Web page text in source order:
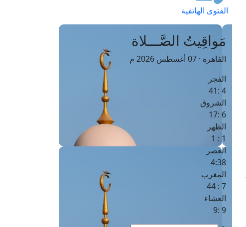
الفتوى الهاتفية
مَواقِيتُ الصَّـــلاة
القاهرة · 07 أغسطس 2026 م
الفجر
4 :41
الشروق
6 :17
الظهر
1 : 1
العصر
4:38
المغرب
7 : 44
العشاء
9 :9